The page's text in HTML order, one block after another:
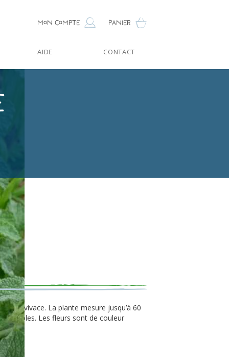
Mon compte Panier
AIDE CONTACT
vivace. La plante mesure jusqu’à 60
simples. Les fleurs sont de couleur